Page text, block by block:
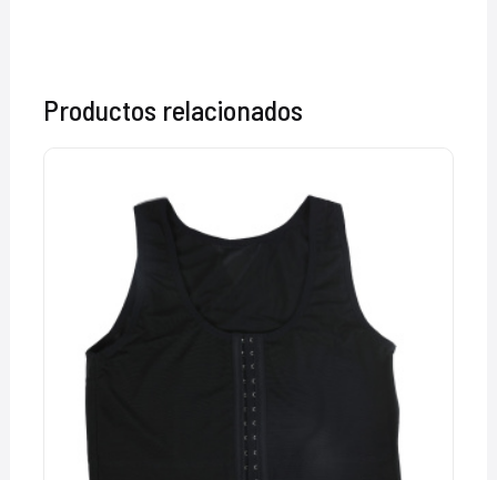
Productos relacionados